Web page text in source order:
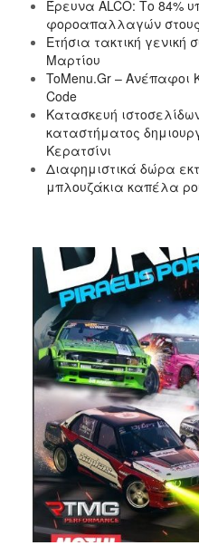
Έρευνα ALCO: Το 84%
φοροαπαλλαγών στους
Ετήσια τακτική γενική
Μαρτίου
ToMenu.Gr – Ανέπαφοι
Code
Κατασκευή
καταστήματος
Κερατσίνι
Διαφημιστικά δώρα
μπλουζάκια καπέλα